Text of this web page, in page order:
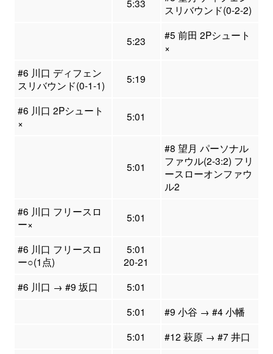
5:33
スリバウンド(0-2-2)
5:23
#5 前田 2Pシュート
×
#6 川口 ディフェン
スリバウンド(0-1-1)
5:19
#6 川口 2Pシュート
×
5:01
5:01
#8 望月 パーソナル
ファウル(2-3:2) フリ
ースローオンファウ
ル2
#6 川口 フリースロ
ー×
5:01
#6 川口 フリースロ
ー○(1点)
5:01
20-21
#6 川口 → #9 坂口
5:01
5:01
#9 小谷 → #4 小幡
5:01
#12 萩原 → #7 井口